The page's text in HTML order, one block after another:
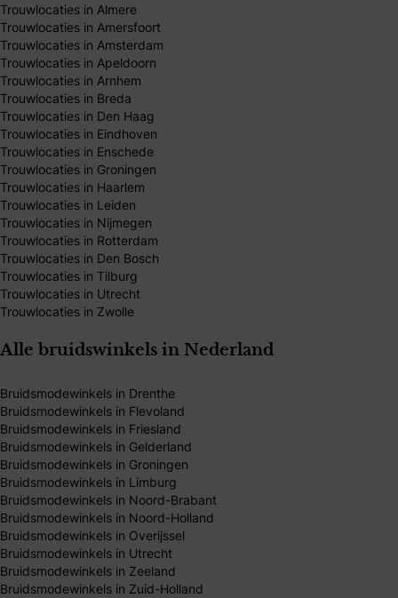
Trouwlocaties in Almere
Trouwlocaties in Amersfoort
Trouwlocaties in Amsterdam
Trouwlocaties in Apeldoorn
Trouwlocaties in Arnhem
Trouwlocaties in Breda
Trouwlocaties in Den Haag
Trouwlocaties in Eindhoven
Trouwlocaties in Enschede
Trouwlocaties in Groningen
Trouwlocaties in Haarlem
Trouwlocaties in Leiden
Trouwlocaties in Nijmegen
Trouwlocaties in Rotterdam
Trouwlocaties in Den Bosch
Trouwlocaties in Tilburg
Trouwlocaties in Utrecht
Trouwlocaties in Zwolle
Alle bruidswinkels in Nederland
Bruidsmodewinkels in Drenthe
Bruidsmodewinkels in Flevoland
Bruidsmodewinkels in Friesland
Bruidsmodewinkels in Gelderland
Bruidsmodewinkels in Groningen
Bruidsmodewinkels in Limburg
Bruidsmodewinkels in Noord-Brabant
Bruidsmodewinkels in Noord-Holland
Bruidsmodewinkels in Overijssel
Bruidsmodewinkels in Utrecht
Bruidsmodewinkels in Zeeland
Bruidsmodewinkels in Zuid-Holland